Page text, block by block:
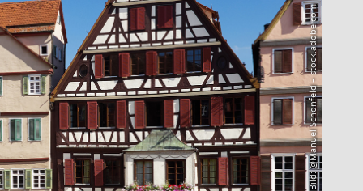
Bild: @Manuel Schönfeld – stock.adobe.com